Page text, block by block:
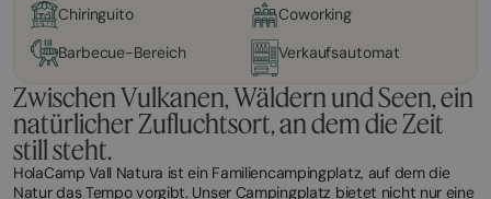
Chiringuito
Coworking
Barbecue-Bereich
Verkaufsautomat
Zwischen Vulkanen, Wäldern und Seen, ein
natürlicher Zufluchtsort, an dem die Zeit
still steht.
HolaCamp Vall Natura ist ein Familiencampingplatz, auf dem die
Natur das Tempo vorgibt. Unser Campingplatz bietet nicht nur eine